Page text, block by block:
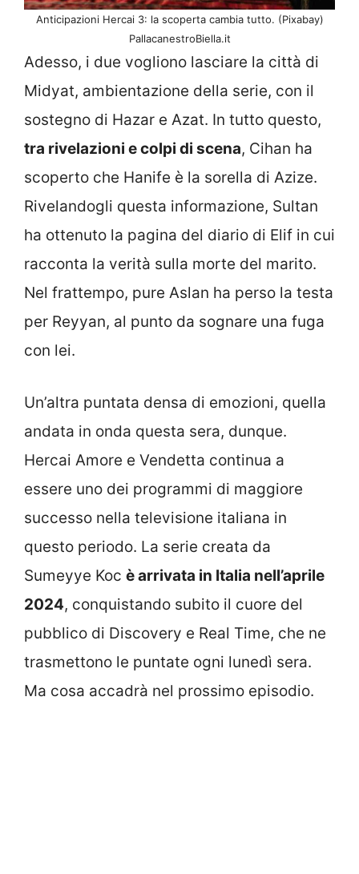
Anticipazioni Hercai 3: la scoperta cambia tutto. (Pixabay)
PallacanestroBiella.it
Adesso, i due vogliono lasciare la città di
Midyat, ambientazione della serie, con il
sostegno di Hazar e Azat. In tutto questo,
tra rivelazioni e colpi di scena, Cihan ha
scoperto che Hanife è la sorella di Azize.
Rivelandogli questa informazione, Sultan
ha ottenuto la pagina del diario di Elif in cui
racconta la verità sulla morte del marito.
Nel frattempo, pure Aslan ha perso la testa
per Reyyan, al punto da sognare una fuga
con lei.
Un’altra puntata densa di emozioni, quella
andata in onda questa sera, dunque.
Hercai Amore e Vendetta continua a
essere uno dei programmi di maggiore
successo nella televisione italiana in
questo periodo. La serie creata da
Sumeyye Koc è arrivata in Italia nell’aprile
2024, conquistando subito il cuore del
pubblico di Discovery e Real Time, che ne
trasmettono le puntate ogni lunedì sera.
Ma cosa accadrà nel prossimo episodio.